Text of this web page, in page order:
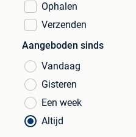
Ophalen
Verzenden
Aangeboden sinds
Vandaag
Gisteren
Een week
Altijd